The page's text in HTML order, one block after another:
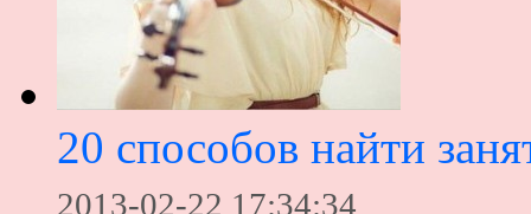
20 способов найти
2013-02-22 17:34:34